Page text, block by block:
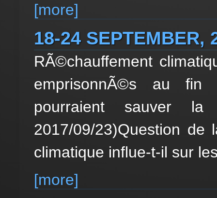
[more]
18-24 SEPTEMBER,
RÃ©chauffement
emprisonnÃ©s au fin
pourraient sauver
2017/09/23)Question
climatique influe-t-il sur
[more]